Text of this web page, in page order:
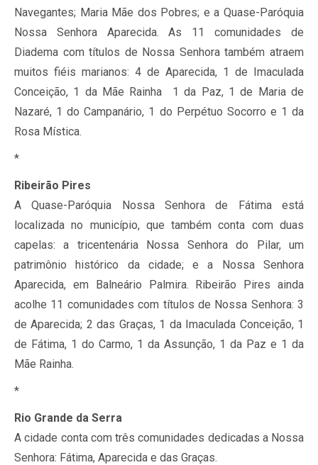
Navegantes; Maria Mãe dos Pobres; e a Quase-Paróquia
Nossa Senhora Aparecida. As 11 comunidades de
Diadema com títulos de Nossa Senhora também atraem
muitos fiéis marianos: 4 de Aparecida, 1 de Imaculada
Conceição, 1 da Mãe Rainha 1 da Paz, 1 de Maria de
Nazaré, 1 do Campanário, 1 do Perpétuo Socorro e 1 da
Rosa Mística.
*
Ribeirão Pires
A Quase-Paróquia Nossa Senhora de Fátima está
localizada no município, que também conta com duas
capelas: a tricentenária Nossa Senhora do Pilar, um
patrimônio histórico da cidade; e a Nossa Senhora
Aparecida, em Balneário Palmira. Ribeirão Pires ainda
acolhe 11 comunidades com títulos de Nossa Senhora: 3
de Aparecida; 2 das Graças, 1 da Imaculada Conceição, 1
de Fátima, 1 do Carmo, 1 da Assunção, 1 da Paz e 1 da
Mãe Rainha.
*
Rio Grande da Serra
A cidade conta com três comunidades dedicadas a Nossa
Senhora: Fátima, Aparecida e das Graças.